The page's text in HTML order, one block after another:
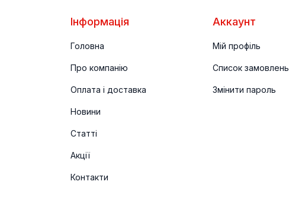
Інформація
Головна
Про компанію
Оплата і доставка
Новини
Статті
Акції
Контакти
Аккаунт
Мій профіль
Список замовлень
Змінити пароль